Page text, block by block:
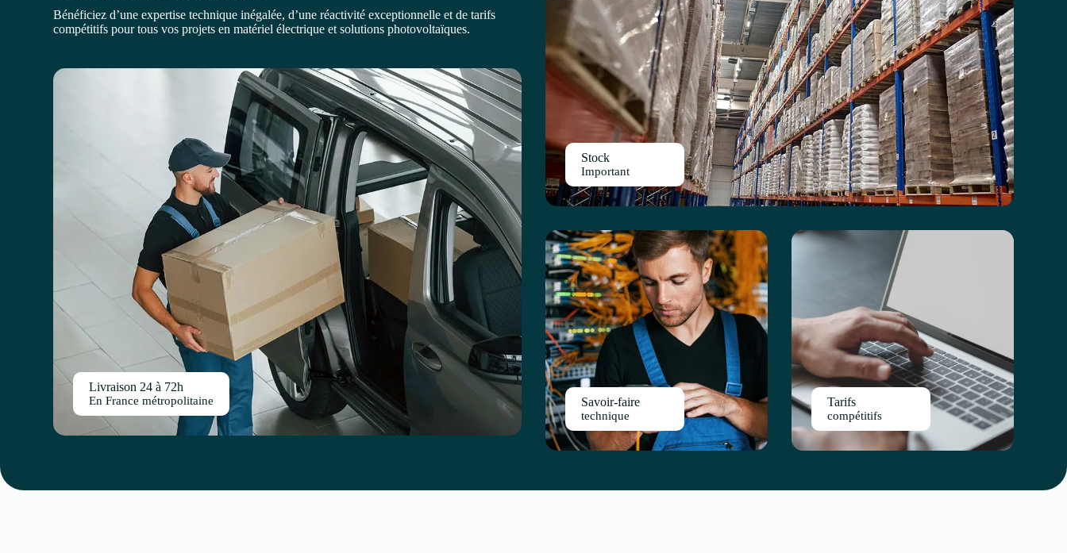
Bénéficiez d’une expertise technique inégalée, d’une réactivité exceptionnelle et de tarifs
compétitifs pour tous vos projets en matériel électrique et solutions photovoltaïques.
Livraison 24 à 72h
En France métropolitaine
Stock
Important
Savoir-faire
technique
Tarifs
compétitifs